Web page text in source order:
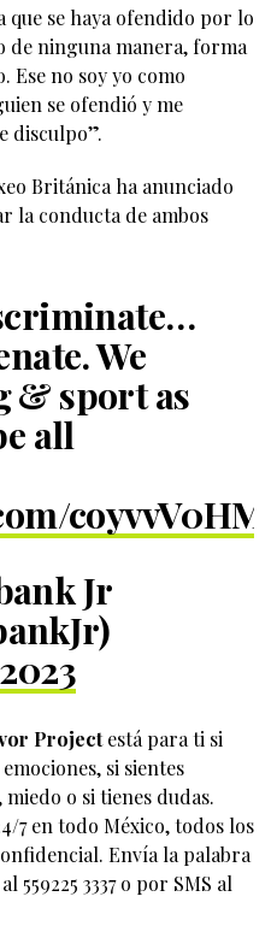
que se haya ofendido por lo
de ninguna manera, forma
Ese no soy yo como
se ofendió y me
disculpo”.
Británica ha anunciado
la conducta de ambos
We
& sport as
all
Jr
Projectestá para ti si
si sientes
o si tienes dudas.
7 en todo México, todos los
Envía la palabra
al 559225 3337 o por SMS al